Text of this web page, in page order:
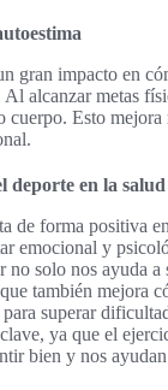
gran impacto en
alcanzar metas
cuerpo. Esto mejora
deporte en la
de forma positiva
emocional y
no solo nos ayuda a
también mejora
superar
ya que el
bien y nos